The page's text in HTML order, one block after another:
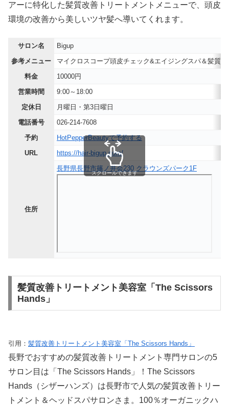
アーに特化した髪質改善トリートメントメニューで、頭皮
環境の改善から美しいツヤ髪へ導いてくれます。
サロン名
Bigup
参考メニュー
マイクロスコープ頭皮チェック&エイジングスパ＆髪質
料金
10000円
営業時間
9:00～18:00
定休日
月曜日・第3日曜日
電話番号
026-214-7608
予約
HotPepperBeautyで予約する
URL
https://hair-bigup.com/
住所
長野県長野市篠ノ井会230 クラウンズパーク1F
スクロールできます
髪質改善トリートメント美容室「The Scissors
Hands」
引用： 髪質改善トリートメント美容室「The Scissors Hands」
長野でおすすめの髪質改善トリートメント専門サロンの5
サロン目は「The Scissors Hands」！The Scissors
Hands（シザーハンズ）は長野市で人気の髪質改善トリー
トメント＆ヘッドスパサロンさま。100％オーガニックハ